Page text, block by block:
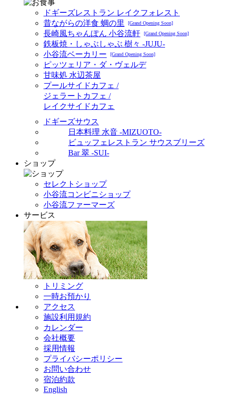
ドギーズレストラン レイクフォレスト
昔ながらの洋食 蜩の里
[Grand Opening Soon]
長崎風ちゃんぽん 小谷流軒 [Grand Opening Soon]
鉄板焼・しゃぶしゃぶ 樹々 -JUJU-
小谷流ベーカリー
[Grand Opening Soon]
ピッツェリア・ダ・ヴェルデ
甘味処 水辺茶屋
プールサイドカフェ /
ジェラートカフェ /
レイクサイドカフェ
ドギーズサウス
日本料理 水音 -MIZUOTO-
ビュッフェレストラン サウスブリーズ
Bar 翠 -SUI-
ショップ
セレクトショップ
小谷流コンビニショップ
小谷流ファーマーズ
サービス
トリミング
一時お預かり
アクセス
施設利用規約
カレンダー
会社概要
採用情報
プライバシーポリシー
お問い合わせ
宿泊約款
English